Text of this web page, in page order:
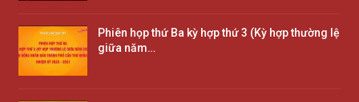
Phiên họp thứ Ba kỳ hợp thứ 3 (Kỳ hợp thường lệ
giữa năm…